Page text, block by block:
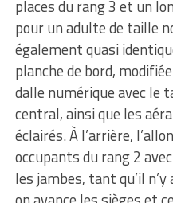
places du rang 3 et un
pour un adulte de taille
également quasi
planche de bord,
dalle numérique avec le
central, ainsi que les
éclairés. À l’arrière,
occupants du rang 2
les jambes, tant qu’il